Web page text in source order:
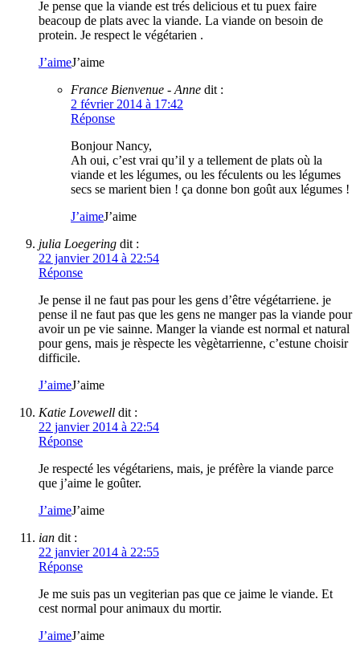
Je pense que la viande est trés delicious et tu puex faire
beacoup de plats avec la viande. La viande on besoin de
protein. Je respect le végétarien .
J’aimeJ’aime
France Bienvenue - Anne dit :
2 février 2014 à 17:42
Réponse
Bonjour Nancy,
Ah oui, c’est vrai qu’il y a tellement de plats où la
viande et les légumes, ou les féculents ou les légumes
secs se marient bien ! ça donne bon goût aux légumes !
J’aimeJ’aime
julia Loegering dit :
22 janvier 2014 à 22:54
Réponse
Je pense il ne faut pas pour les gens d’être végétarriene. je
pense il ne faut pas que les gens ne manger pas la viande pour
avoir un pe vie sainne. Manger la viande est normal et natural
pour gens, mais je rèspecte les vègètarrienne, c’estune choisir
difficile.
J’aimeJ’aime
Katie Lovewell dit :
22 janvier 2014 à 22:54
Réponse
Je respecté les végétariens, mais, je préfère la viande parce
que j’aime le goûter.
J’aimeJ’aime
ian dit :
22 janvier 2014 à 22:55
Réponse
Je me suis pas un vegiterian pas que ce jaime le viande. Et
cest normal pour animaux du mortir.
J’aimeJ’aime